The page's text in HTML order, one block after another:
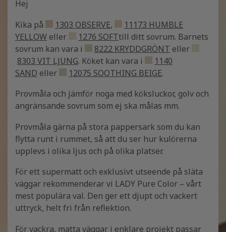
Hej
Kika på
1303 OBSERVE,
11173 HUMBLE
YELLOW eller 1276 SOFTtill ditt sovrum. Barnets
sovrum kan vara i
8222 KRYDDGRÖNT eller
8303 VIT LJUNG. Köket kan vara i
1140
SAND eller 12075 SOOTHING BEIGE.
Provmåla och jämför noga med köksluckor, golv och
angränsande sovrum som ej ska målas mm.
Provmåla gärna på stora pappersark som du kan
flytta runt i rummet, så att du ser hur kulörerna
upplevs i olika ljus och på olika platser.
För ett supermatt och exklusivt utseende på släta
väggar rekommenderar vi LADY Pure Color – vårt
mest populära val. Den ger ett djupt och vackert
uttryck, helt fri från reflektion.
För vackra, matta väggar i enklare projekt passar